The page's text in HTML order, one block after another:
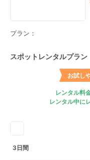
プラン：
スポットレンタルプラン
お試し
レンタル料
レンタル中に
3日間